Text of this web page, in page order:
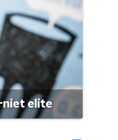
niet elite